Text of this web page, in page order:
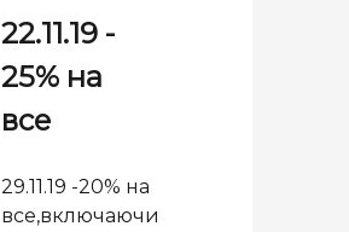
22.11.19 -
25% на
все
29.11.19 -20% на
все,включаючи